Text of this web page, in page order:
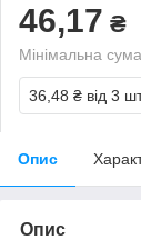
46,17 ₴
Мінімальна
36,48 ₴ від 3
Опис
Опис